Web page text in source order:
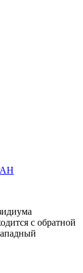
с обратной